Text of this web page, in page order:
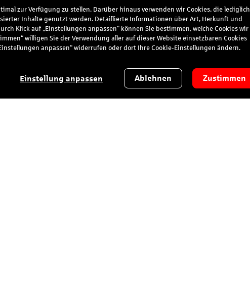
Suche
zur Verfügung zu stellen. Darüber hinaus verwenden wir Cookies, die lediglich
Inhalte genutzt werden. Detaillierte Informationen über Art, Herkunft und
Klick auf „Einstellungen anpassen“ können Sie bestimmen, welche Cookies wir
willigen Sie der Verwendung aller auf dieser Website einsetzbaren Cookies
anpassen“ widerrufen oder dort Ihre Cookie-Einstellungen ändern.
Einstellung anpassen Ablehnen Zustimmen